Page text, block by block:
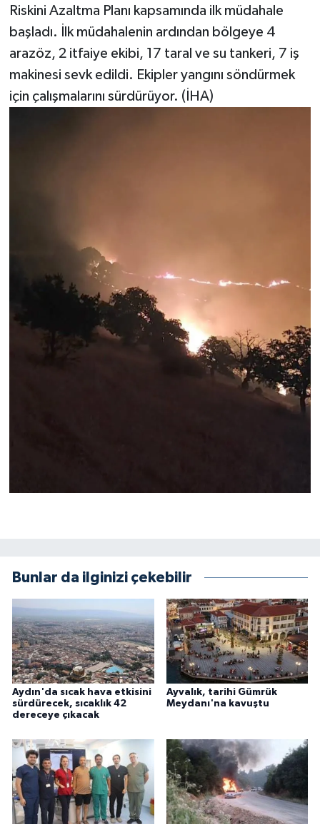
Riskini Azaltma Planı kapsamında ilk müdahale
başladı. İlk müdahalenin ardından bölgeye 4
arazöz, 2 itfaiye ekibi, 17 taral ve su tankeri, 7 iş
makinesi sevk edildi. Ekipler yangını söndürmek
için çalışmalarını sürdürüyor. (İHA)
Bunlar da ilginizi çekebilir
Aydın'da sıcak hava etkisini
sürdürecek, sıcaklık 42
dereceye çıkacak
Ayvalık, tarihi Gümrük
Meydanı'na kavuştu